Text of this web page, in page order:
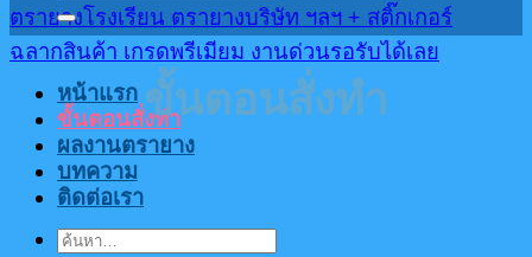
หน้าแรก
ขั้นตอนสั่งทำ
ผลงานตรายาง
บทความ
ติดต่อเรา
ค้นหา:
ขั้นตอนสั่งทำ